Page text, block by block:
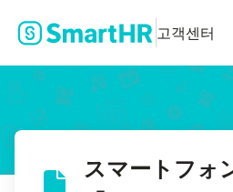
고객센터
スマートフォ